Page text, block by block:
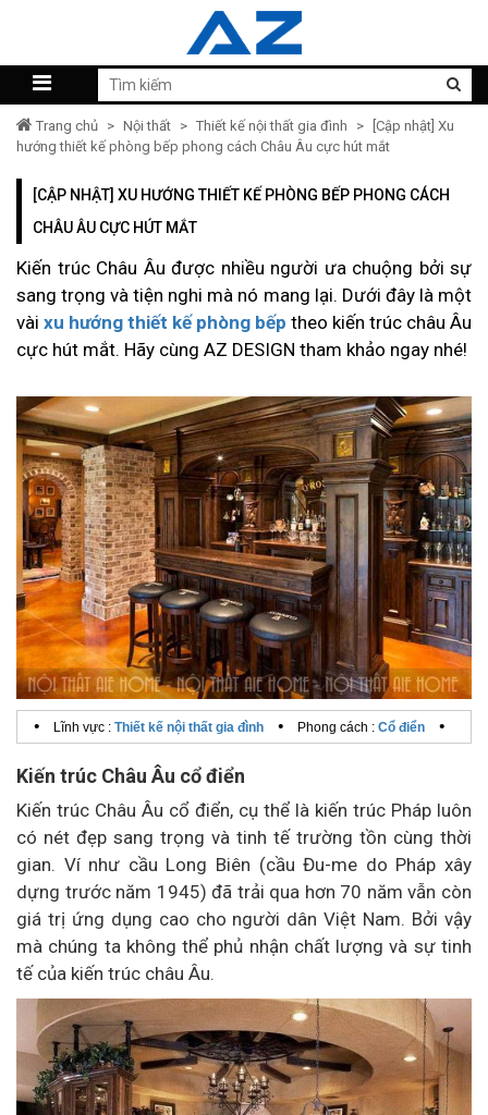
Trang chủ > Nội thất > Thiết kế nội thất gia đình >
[Cập nhật] Xu
hướng thiết kế phòng bếp phong cách Châu Âu cực hút mắt
[CẬP NHẬT] XU HƯỚNG THIẾT KẾ PHÒNG BẾP PHONG CÁCH
CHÂU ÂU CỰC HÚT MẮT
Kiến trúc Châu Âu được nhiều người ưa chuộng bởi sự
sang trọng và tiện nghi mà nó mang lại. Dưới đây là một
vài xu hướng thiết kế phòng bếp theo kiến trúc châu Âu
cực hút mắt. Hãy cùng AZ DESIGN tham khảo ngay nhé!
• Lĩnh vực : Thiết kế nội thất gia đình • Phong cách : Cổ điển •
Kiến trúc Châu Âu cổ điển
Kiến trúc Châu Âu cổ điển, cụ thể là kiến trúc Pháp luôn
có nét đẹp sang trọng và tinh tế trường tồn cùng thời
gian. Ví như cầu Long Biên (cầu Đu-me do Pháp xây
dựng trước năm 1945) đã trải qua hơn 70 năm vẫn còn
giá trị ứng dụng cao cho người dân Việt Nam. Bởi vậy
mà chúng ta không thể phủ nhận chất lượng và sự tinh
tế của kiến trúc châu Âu.